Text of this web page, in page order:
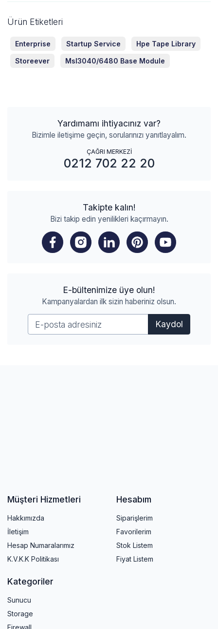
Ürün Etiketleri
Enterprise Startup Service Hpe Tape Library
Storeever Msl3040/6480 Base Module
Yardımamı ihtiyacınız var?
Bizimle iletişime geçin, sorularınızı yanıtlayalım.
ÇAĞRI MERKEZİ
0212 702 22 20
Takipte kalın!
Bizi takip edin yenilikleri kaçırmayın.
E-bültenimize üye olun!
Kampanyalardan ilk sizin haberiniz olsun.
Kaydol
Müşteri Hizmetleri
Hakkımızda
İletişim
Hesap Numaralarımız
K.V.K.K Politikası
Hesabım
Siparişlerim
Favorilerim
Stok Listem
Fiyat Listem
Kategoriler
Sunucu
Storage
Firewall